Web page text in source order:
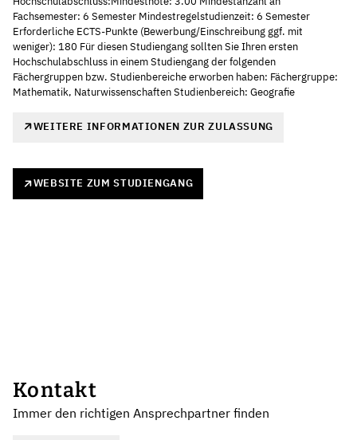
Fachsemester: 6 Semester Mindestregelstudienzeit: 6 Semester
Erforderliche ECTS-Punkte (Bewerbung/Einschreibung ggf. mit
weniger): 180 Für diesen Studiengang sollten Sie Ihren ersten
Hochschulabschluss in einem Studiengang der folgenden
Fächergruppen bzw. Studienbereiche erworben haben: Fächergruppe:
Mathematik, Naturwissenschaften Studienbereich: Geografie
WEITERE INFORMATIONEN ZUR ZULASSUNG
WEBSITE ZUM STUDIENGANG
Kontakt
Immer den richtigen Ansprechpartner finden